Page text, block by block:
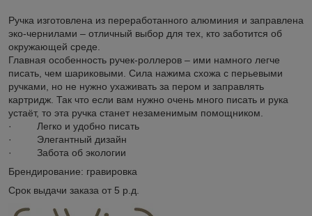
Ручка изготовлена из переработанного алюминия и заправлена
эко-чернилами – отличный выбор для тех, кто заботится об
окружающей среде.
Главная особенность ручек-роллеров – ими намного легче
писать, чем шариковыми. Сила нажима схожа с перьевыми
ручками, но не нужно ухаживать за пером и заправлять
картридж. Так что если вам нужно очень много писать и рука
устаёт, то эта ручка станет незаменимым помощником.
· Легко и удобно писать
· Элегантный дизайн
· Забота об экологии
Брендирование: гравировка
Срок выдачи заказа от 5 р.д.